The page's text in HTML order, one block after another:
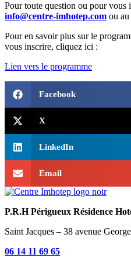
Pour toute question ou pour vous
info@centre-imhotep.com ou au
Pour en savoir plus sur le
vous inscrire, cliquez ici :
Lien vers le programme
Facebook
X
LinkedIn
Email
P.R.H Périgueux Résidence
Saint Jacques – 38 avenue
06 14 11 69 65